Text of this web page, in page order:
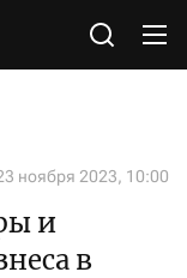
ноября 2023, 10:00
и
в